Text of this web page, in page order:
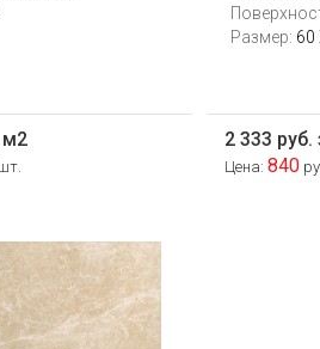
м2
Размер: 60
2 333 руб.
Цена: 840